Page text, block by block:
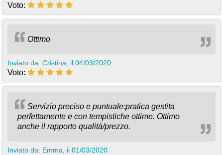
Voto:
Ottimo
Inviato da: Cristina, il 04/03/2020
Voto:
Servizio preciso e puntuale:pratica gestita
perfettamente e con tempistiche ottime. Ottimo
anche il rapporto qualità/prezzo.
Inviato da: Emma, il 01/03/2020